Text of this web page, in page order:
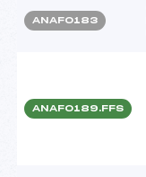
ANAF0183
ANAF0189.FFS